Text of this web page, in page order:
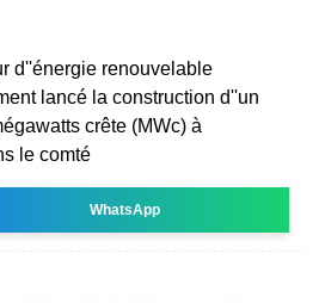
d''énergie renouvelable
lancé la construction d''un
crête (MWc) à
le comté
WhatsApp